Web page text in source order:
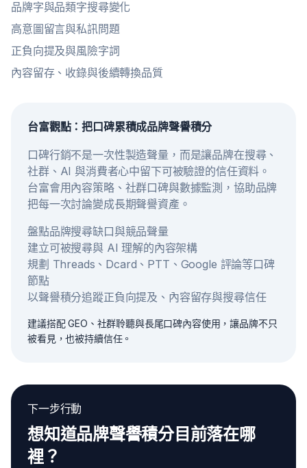
品牌字與品類字搜尋變化
高意圖留言與私訊問題
正負向提及與風險字詞
內容留存、收錄與後續轉換品質
台富觀點：把口碑累積成品牌聲譽積分
口碑行銷不是一次性製造聲量，而是讓品牌在搜尋、
社群、AI 與消費者心中留下可被驗證的信任資料。
台富會用內容策略、社群口碑與數據監測，協助品牌
把每一次討論變成長期聲譽資產。
盤點品牌搜尋缺口與競品聲量
建立可被搜尋與 AI 理解的內容架構
規劃 Threads、Dcard、PTT、Google 評論等口碑
節點
以聲譽積分追蹤正負向提及、內容留存與搜尋信任
建議搭配 GEO、社群聆聽與長尾口碑內容使用，讓品牌不只
被看見，也被持續信任。
下一步行動
想知道品牌聲譽積分目前落在哪
裡？